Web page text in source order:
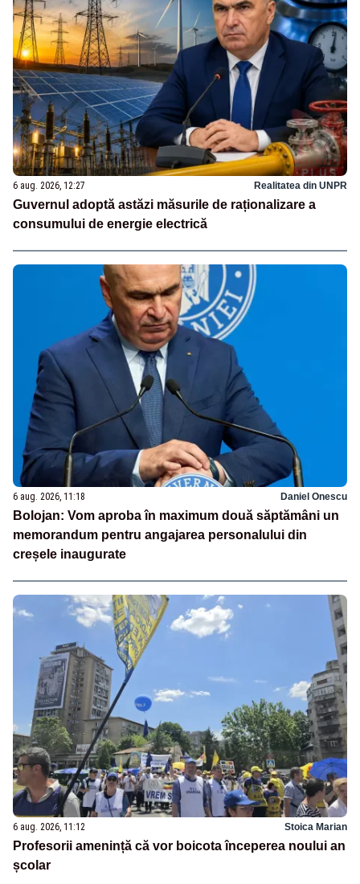
6 aug. 2026, 12:27 Realitatea din UNPR
Guvernul adoptă astăzi măsurile de raționalizare a
consumului de energie electrică
6 aug. 2026, 11:18 Daniel Onescu
Bolojan: Vom aproba în maximum două săptămâni un
memorandum pentru angajarea personalului din
creșele inaugurate
6 aug. 2026, 11:12 Stoica Marian
Profesorii amenință că vor boicota începerea noului an
școlar